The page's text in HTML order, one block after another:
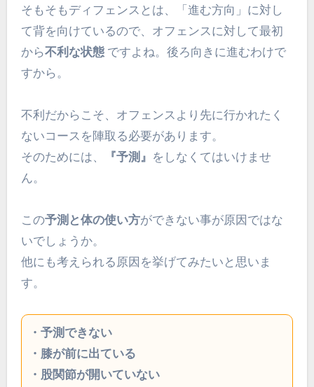
そもそもディフェンスとは、「進む方向」に対し
て背を向けているので、オフェンスに対して最初
から不利な状態 ですよね。後ろ向きに進むわけで
すから。
不利だからこそ、オフェンスより先に行かれたく
ないコースを陣取る必要があります。
そのためには、
『予測』 をしなくてはいけませ
ん。
この予測と体の使い方ができない事が原因ではな
いでしょうか。
他にも考えられる原因を挙げてみたいと思いま
す。
・予測できない
・膝が前に出ている
・股関節が開いていない